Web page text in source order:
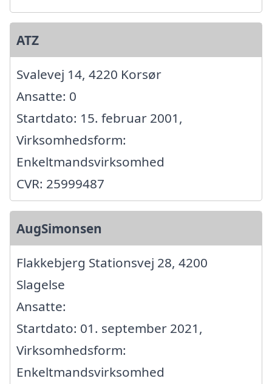
ATZ
Svalevej 14, 4220 Korsør
Ansatte: 0
Startdato: 15. februar 2001,
Virksomhedsform:
Enkeltmandsvirksomhed
CVR: 25999487
AugSimonsen
Flakkebjerg Stationsvej 28, 4200
Slagelse
Ansatte:
Startdato: 01. september 2021,
Virksomhedsform:
Enkeltmandsvirksomhed